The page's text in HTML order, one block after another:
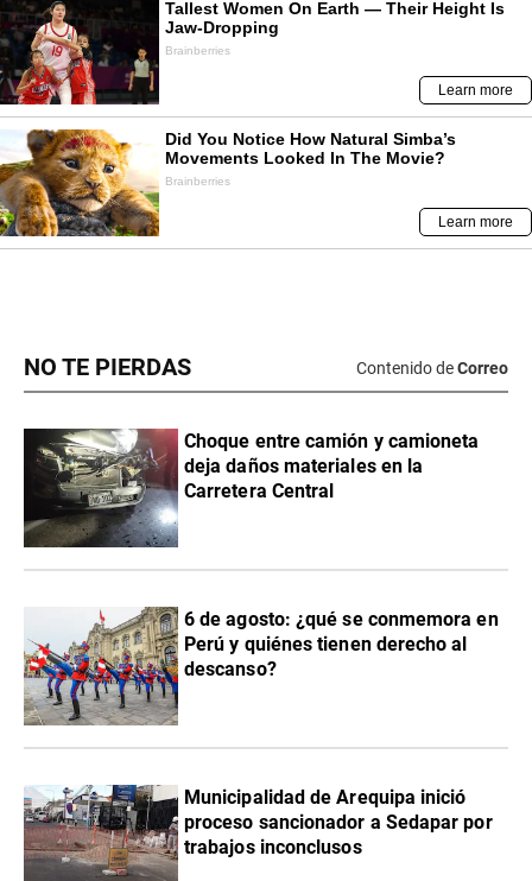
NO TE PIERDAS Contenido deCorreo
Choque entre camión y camioneta
deja daños materiales en la
Carretera Central
6 de agosto: ¿qué se conmemora en
Perú y quiénes tienen derecho al
descanso?
Municipalidad de Arequipa inició
proceso sancionador a Sedapar por
trabajos inconclusos